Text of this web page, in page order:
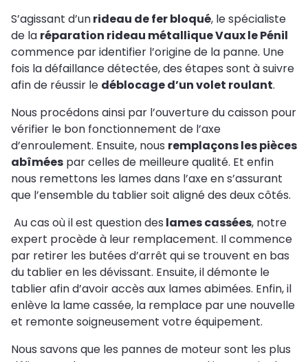
S’agissant d’unrideau de fer bloqué, le spécialiste
de la réparation rideau métallique Vaux le Pénil
commence par identifier l’origine de la panne. Une
fois la défaillance détectée, des étapes sont à suivre
afin de réussir le déblocage d’un volet roulant.
Nous procédons ainsi par l’ouverture du caisson pour
vérifier le bon fonctionnement de l’axe
d’enroulement. Ensuite, nous remplaçons les pièces
abîmées par celles de meilleure qualité. Et enfin
nous remettons les lames dans l’axe en s’assurant
que l’ensemble du tablier soit aligné des deux côtés.
Au cas où il est question des lames cassées, notre
expert procède à leur remplacement. Il commence
par retirer les butées d’arrêt qui se trouvent en bas
du tablier en les dévissant. Ensuite, il démonte le
tablier afin d’avoir accès aux lames abimées. Enfin, il
enlève la lame cassée, la remplace par une nouvelle
et remonte soigneusement votre équipement.
Nous savons que les pannes de moteur sont les plus